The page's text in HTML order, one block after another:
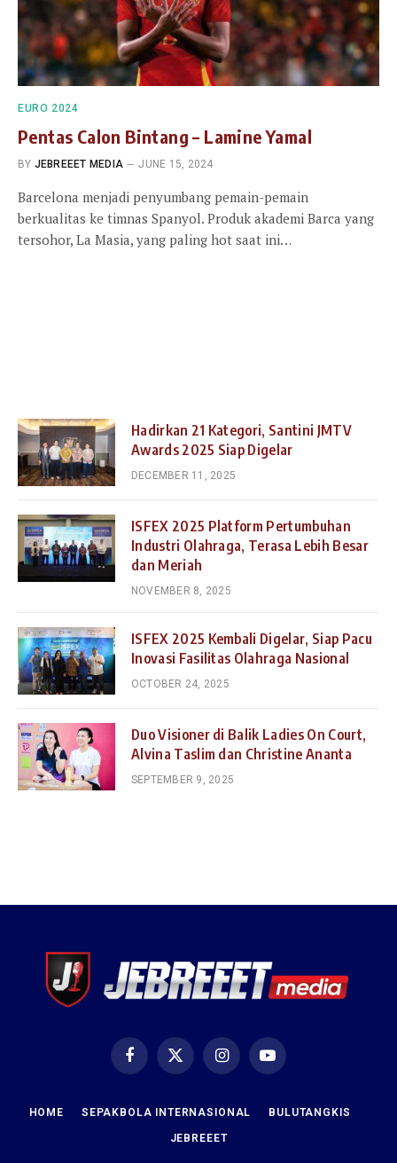
EURO 2024
Pentas Calon Bintang – Lamine Yamal
BY JEBREEET MEDIA JUNE 15, 2024
Barcelona menjadi penyumbang pemain-pemain
berkualitas ke timnas Spanyol. Produk akademi Barca yang
tersohor, La Masia, yang paling hot saat ini…
Hadirkan 21 Kategori, Santini JMTV
Awards 2025 Siap Digelar
DECEMBER 11, 2025
ISFEX 2025 Platform Pertumbuhan
Industri Olahraga, Terasa Lebih Besar
dan Meriah
NOVEMBER 8, 2025
ISFEX 2025 Kembali Digelar, Siap Pacu
Inovasi Fasilitas Olahraga Nasional
OCTOBER 24, 2025
Duo Visioner di Balik Ladies On Court,
Alvina Taslim dan Christine Ananta
SEPTEMBER 9, 2025
FacebookX
(Twitter)
InstagramYouTube
HOME SEPAKBOLA INTERNASIONAL BULUTANGKIS
JEBREEET